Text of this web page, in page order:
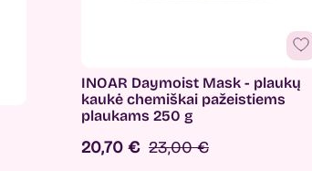
INOAR Daymoist Mask - plaukų
kaukė chemiškai pažeistiems
plaukams 250 g
20,70 € 23,00 €